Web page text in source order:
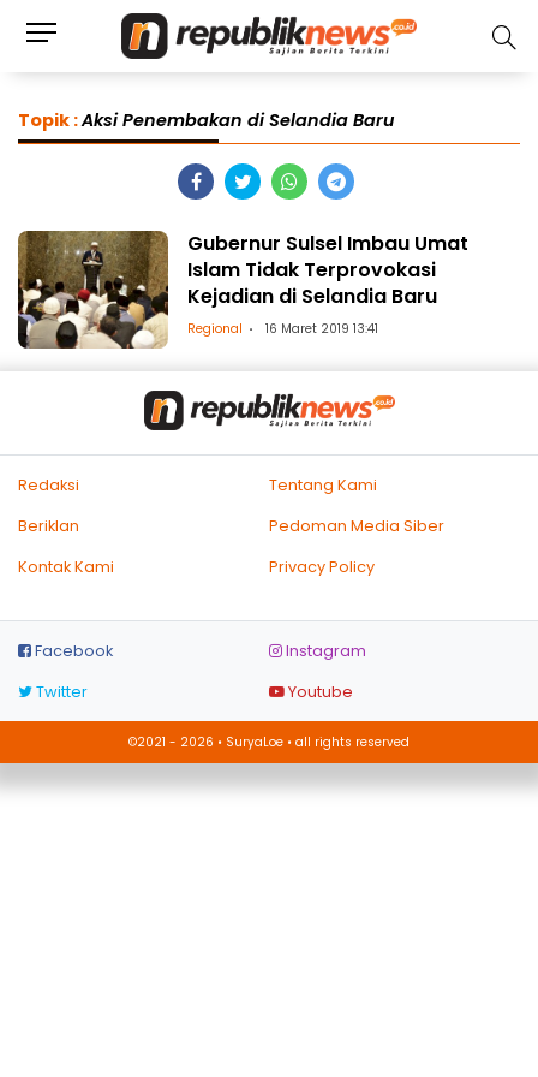
Topik :Aksi Penembakan di Selandia Baru
Gubernur Sulsel Imbau Umat
Islam Tidak Terprovokasi
Kejadian di Selandia Baru
Regional 16 Maret 2019 13:41
Redaksi
Tentang Kami
Beriklan
Pedoman Media Siber
Kontak Kami
Privacy Policy
Facebook
Instagram
Twitter
Youtube
©2021 - 2026 • SuryaLoe • all rights reserved